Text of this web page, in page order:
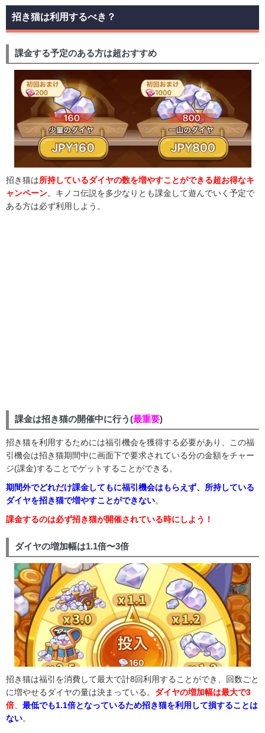
招き猫は利用するべき？
課金する予定のある方は超おすすめ
招き猫は所持しているダイヤの数を増やすことができる超お得なキ
ャンペーン。キノコ伝説を多少なりとも課金して遊んでいく予定で
ある方は必ず利用しよう。
課金は招き猫の開催中に行う(最重要)
招き猫を利用するためには福引機会を獲得する必要があり、この福
引機会は招き猫期間中に画面下で要求されている分の金額をチャー
ジ(課金)することでゲットすることができる。
期間外でどれだけ課金してもに福引機会はもらえず、所持している
ダイヤを招き猫で増やすことができない。
課金するのは必ず招き猫が開催されている時にしよう！
ダイヤの増加幅は1.1倍〜3倍
招き猫は福引を消費して最大で計8回利用することができ、回数ごと
に増やせるダイヤの量は決まっている。 ダイヤの増加幅は最大で3
倍、 最低でも1.1倍となっているため招き猫を利用して損することは
ない。